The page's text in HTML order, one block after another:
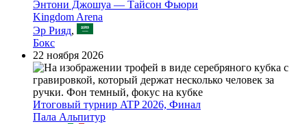
Энтони Джошуа — Тайсон Фьюри
Kingdom Arena
Эр Рияд,
Бокс
22 ноября 2026
Итоговый турнир ATP 2026, Финал
Пала Альпитур